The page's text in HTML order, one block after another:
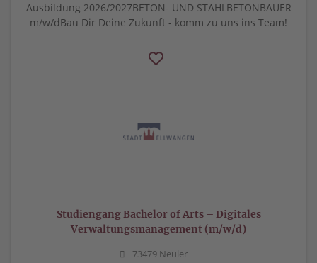
Ausbildung 2026/2027BETON- UND STAHLBETONBAUER
m/w/dBau Dir Deine Zukunft - komm zu uns ins Team!
Studiengang Bachelor of Arts – Digitales
Verwaltungsmanagement (m/w/d)
73479 Neuler